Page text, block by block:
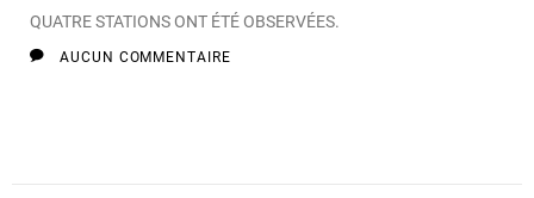
QUATRE STATIONS ONT ÉTÉ OBSERVÉES.
AUCUN COMMENTAIRE